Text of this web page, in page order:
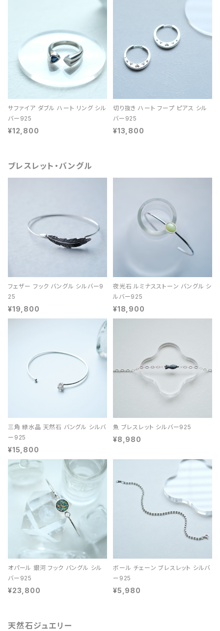
サファイア ダブル ハート リング シル
バー925
¥12,800
切り抜き ハート フープ ピアス シル
バー925
¥13,800
ブレスレット・バングル
フェザー フック バングル シルバー9
25
¥19,800
夜光石 ルミナスストーン バングル シ
ルバー925
¥18,900
三角 緑水晶 天然石 バングル シルバ
ー925
¥15,800
魚 ブレスレット シルバー925
¥8,980
オパール 銀河 フック バングル シル
バー925
¥23,800
ボール チェーン ブレスレット シルバ
ー925
¥5,980
天然石ジュエリー